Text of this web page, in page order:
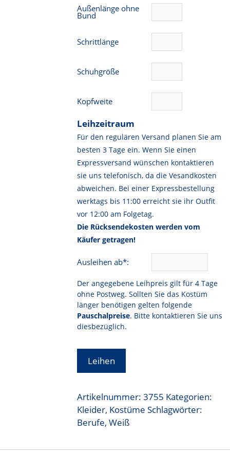
Außenlänge ohne
Bund
Schrittlänge
Schuhgröße
Kopfweite
Leihzeitraum
Für den regulären Versand planen Sie am
besten 3 Tage ein. Wenn Sie einen
Expressversand wünschen kontaktieren
sie uns telefonisch, da die Vesandkosten
abweichen. Bei einer Expressbestellung
werktags bis 11:00 erreicht sie ihr Outfit
vor 12:00 am Folgetag.
Die Rücksendekosten werden vom
Käufer getragen!
Ausleihen ab*:
Der angegebene Leihpreis gilt für 4 Tage
ohne Postweg. Sollten Sie das Kostüm
länger benötigen gelten folgende
Pauschalpreise. Bitte kontaktieren Sie uns
diesbezüglich.
Leihen
Artikelnummer:3755 Kategorien:
Kleider, Kostüme Schlagwörter:
Berufe,Weiß